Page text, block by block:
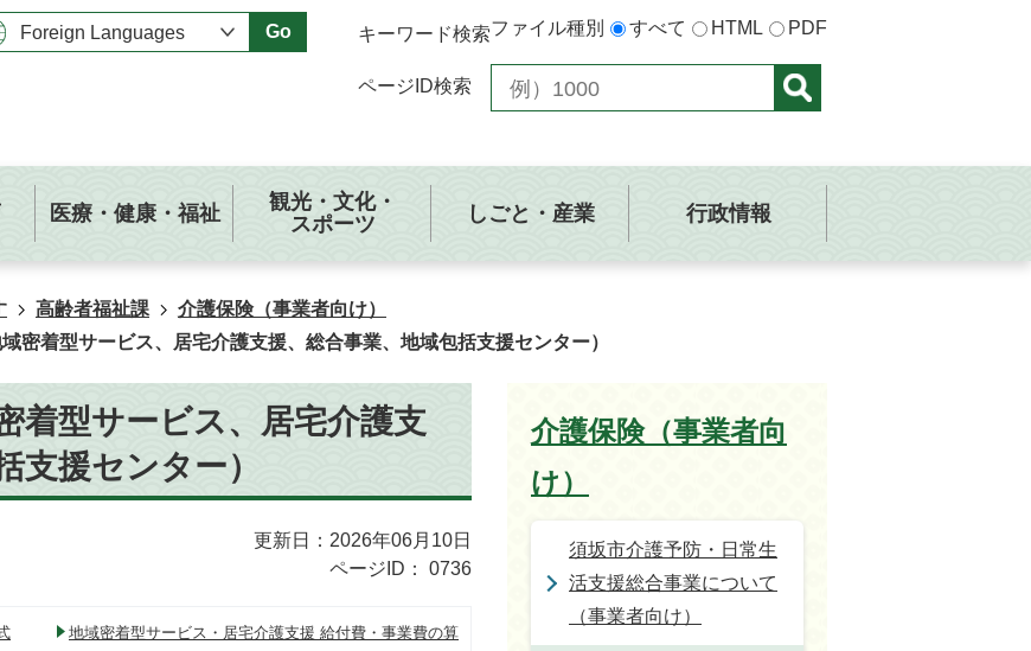
Go キーワード検索ファイル種別 すべて HTML PDF
ページID検索
医療・健康・福祉
観光・文化・
スポーツ
しごと・産業 行政情報
高齢者福祉課
介護保険（事業者向け）
密着型サービス、居宅介護支援、総合事業、地域包括支援センター）
着型サービス、居宅介護支
支援センター）
更新日：2026年06月10日
ページID：
0736
地域密着型サービス・居宅介護支援 給付費・事業費の算
介護保険（事業者向
け）
須坂市介護予防・日常生
活支援総合事業について
（事業者向け）